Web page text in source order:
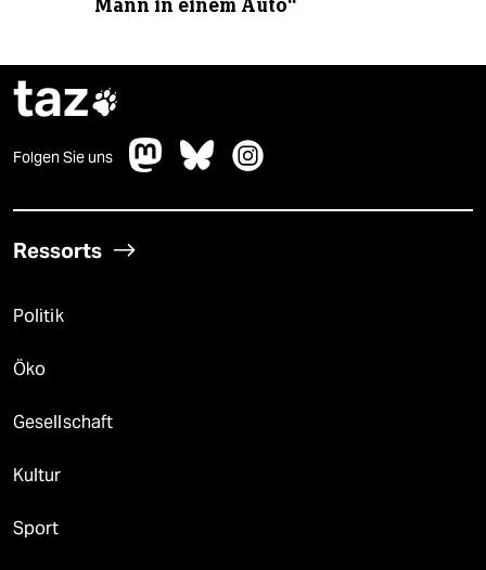
Mann in einem Auto“
taz
Folgen Sie uns
Ressorts
Politik
Öko
Gesellschaft
Kultur
Sport